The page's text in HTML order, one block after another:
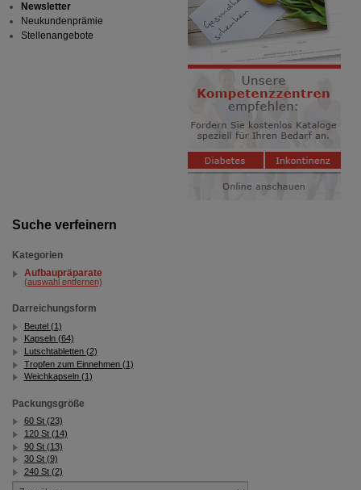
Suche verfeinern
Kategorien
Aufbaupräparate
(auswahl entfernen)
Darreichungsform
Beutel (1)
Kapseln (64)
Lutschtabletten (2)
Tropfen zum Einnehmen (1)
Weichkapseln (1)
Packungsgröße
60 St (23)
120 St (14)
90 St (13)
30 St (9)
240 St (2)
Newsletter
Neukundenprämie
Stellenangebote